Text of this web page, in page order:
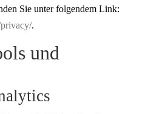
Sie unter folgendem Link:
.
und